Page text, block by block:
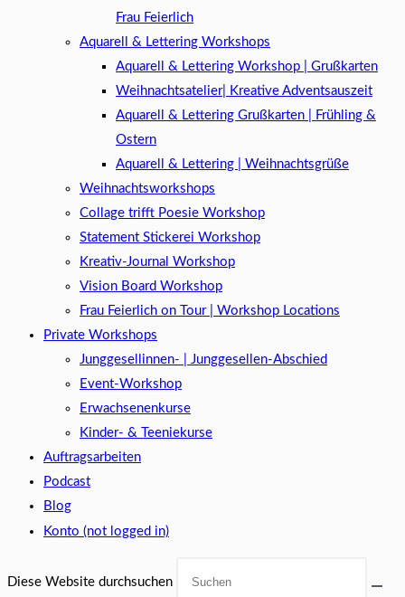
Frau Feierlich
Aquarell & Lettering Workshops
Aquarell & Lettering Workshop | Grußkarten
Weihnachtsatelier| Kreative Adventsauszeit
Aquarell & Lettering Grußkarten | Frühling &
Ostern
Aquarell & Lettering | Weihnachtsgrüße​
Weihnachtsworkshops
Collage trifft Poesie Workshop
Statement Stickerei Workshop
Kreativ-Journal Workshop
Vision Board Workshop
Frau Feierlich on Tour | Workshop Locations
Private Workshops
Junggesellinnen- | Junggesellen-Abschied
Event-Workshop
Erwachsenenkurse
Kinder- & Teeniekurse
Auftragsarbeiten
Podcast
Blog
Konto (not logged in)
Diese Website durchsuchen